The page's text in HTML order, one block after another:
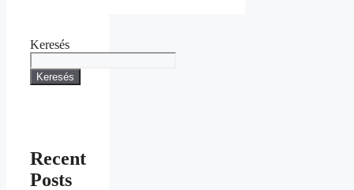
Keresés
Keresés
Recent
Posts